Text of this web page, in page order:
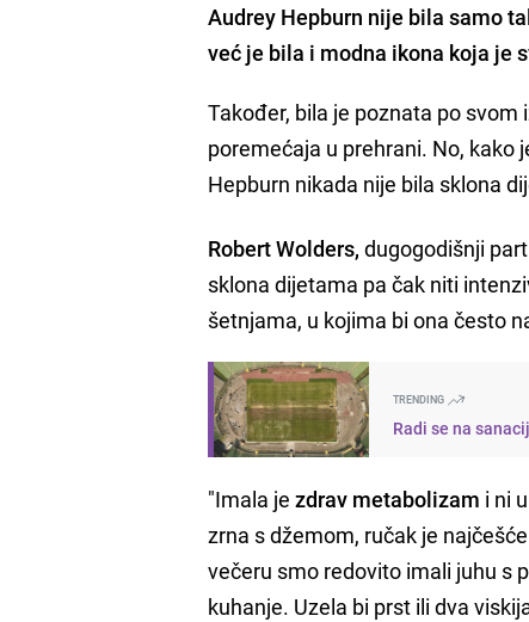
Audrey Hepburn nije bila samo
već je bila i modna ikona koja
Također, bila je poznata po
poremećaja u prehrani. No, kako
Hepburn nikada nije bila sklona
Robert Wolders, dugogodišnji
sklona dijetama pa čak niti
šetnjama, u kojima bi ona često
TRENDING
Radi se na
"Imala jezdrav metabolizam i ni
zrna s džemom, ručak je
večeru smo redovito imali juhu s
kuhanje. Uzela bi prst ili dva